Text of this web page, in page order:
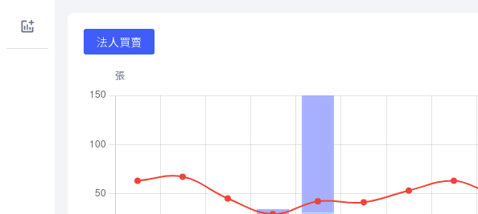
法人買賣